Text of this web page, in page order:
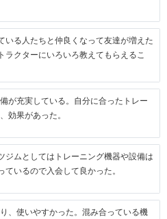
いる人たちと仲良くなって友達が増えた
ラクターにいろいろ教えてもらえるこ
が充実している。自分に合ったトレー
効果があった。
ジムとしてはトレーニング機器や設備は
ているので入会して良かった。
、使いやすかった。混み合っている機